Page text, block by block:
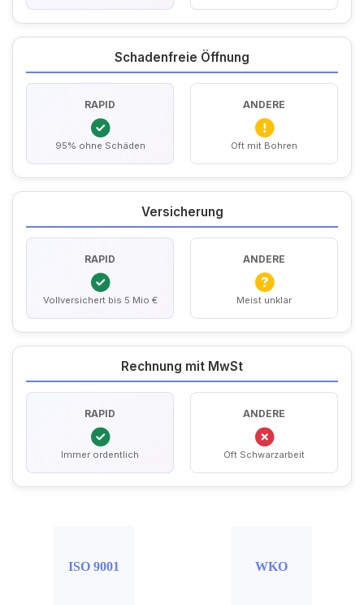
Schadenfreie Öffnung
RAPID
95% ohne Schäden
ANDERE
Oft mit Bohren
Versicherung
RAPID
Vollversichert bis 5 Mio €
ANDERE
Meist unklar
Rechnung mit MwSt
RAPID
Immer ordentlich
ANDERE
Oft Schwarzarbeit